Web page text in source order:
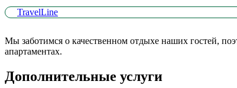
TravelLine
Мы заботимся о качественном отдыхе наших гостей,
апартаментах.
Дополнительные услуги